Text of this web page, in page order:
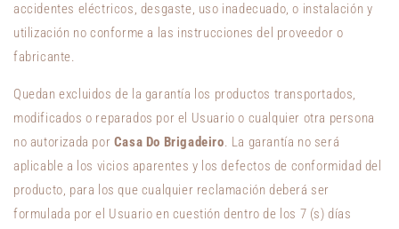
accidentes eléctricos, desgaste, uso inadecuado, o instalación y
utilización no conforme a las instrucciones del proveedor o
fabricante.
Quedan excluidos de la garantía los productos transportados,
modificados o reparados por el Usuario o cualquier otra persona
no autorizada por Casa Do Brigadeiro. La garantía no será
aplicable a los vicios aparentes y los defectos de conformidad del
producto, para los que cualquier reclamación deberá ser
formulada por el Usuario en cuestión dentro de los 7 (s) días